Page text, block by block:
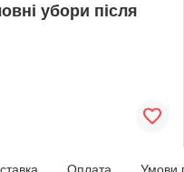
убори після
Оплата Умови